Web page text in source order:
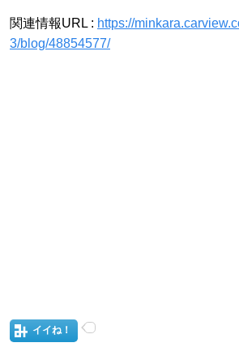
関連情報URL : https://
3/blog/48854577/
イイね！